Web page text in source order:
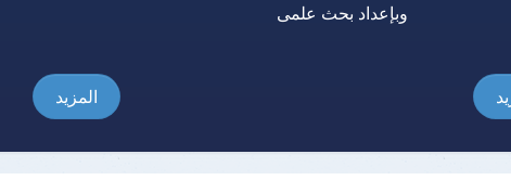
وبإعداد بحث علمى
المزيد